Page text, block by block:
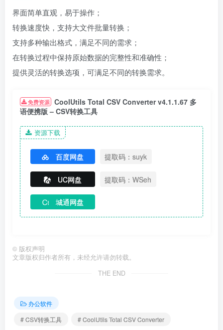
界面简单直观，易于操作；
转换速度快，支持大文件批量转换；
支持多种输出格式，满足不同的需求；
在转换过程中保持原始数据的完整性和准确性；
提供灵活的转换选项，可满足不同的转换需求。
免费资源 CoolUtils Total CSV Converter v4.1.1.67 多
语便携版 – CSV转换工具
资源下载
百度网盘 提取码：suyk
UC网盘 提取码：WSeh
城通网盘
© 版权声明
文章版权归作者所有，未经允许请勿转载。
THE END
办公软件
# CSV转换工具
# CoolUtils Total CSV Converter